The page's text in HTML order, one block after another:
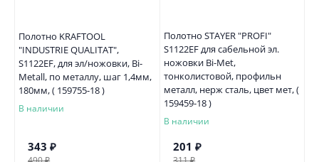
Полотно KRAFTOOL
"INDUSTRIE QUALITAT",
S1122EF, для эл/ножовки, Bi-
Metall, по металлу, шаг 1,4мм,
180мм, ( 159755-18 )
В наличии
343 ₽
Полотно STAYER "PROFI"
S1122EF для сабельной эл.
ножовки Bi-Met,
тонколистовой, профильн
металл, нерж сталь, цвет мет, (
159459-18 )
В наличии
201 ₽